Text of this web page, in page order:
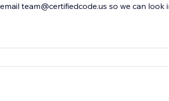
team@certifiedcode.us so we can look